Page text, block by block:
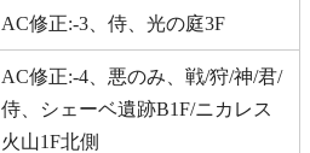
AC修正:-3、侍、光の庭3F
AC修正:-4、悪のみ、戦/狩/神/君/
侍、シェーベ遺跡B1F/ニカレス
火山1F北側